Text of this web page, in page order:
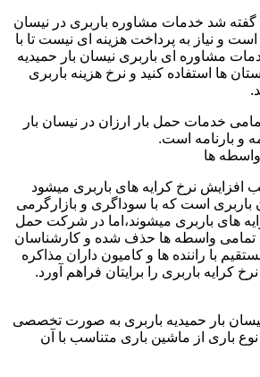
شد خدمات مشاوره باربری در نیسان
است و نیاز به پرداخت هزینه ای نیست تا با
مشاوره ای باربری نیسان بار حمیدیه
ها استفاده کنید و نرخ هزینه باربری
خدمات حمل بار ارزان در نیسان بار
و بارنامه است.
ها
افزایش نرخ کرایه های باربری میشود
باربری است که با سوداگری و بازارگرمی
های باربری میشوند،اما در شرکت حمل
تمامی واسطه ها حذف شده و کارشناسان
با راننده ها و کامیون داران مذاکره
نرخ کرایه باربری را برایتان فراهم آورد.
بار حمیدیه باربری به صورت تخصصی
باری از ماشین باری متناسب با آن